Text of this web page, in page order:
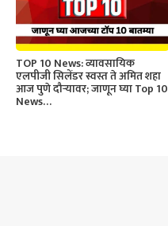
TOP 10 News: व्यावसायिक
एलपीजी सिलेंडर स्वस्त ते अमित शहा
आज पुणे दौऱ्यावर; जाणून घ्या Top 10
News…